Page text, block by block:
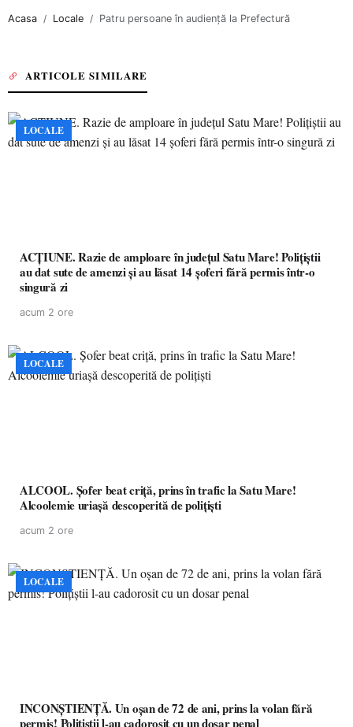
Acasa Locale Patru persoane în audiență la Prefectură
ARTICOLE SIMILARE
LOCALE
ACȚIUNE. Razie de amploare în județul Satu Mare! Polițiștii
au dat sute de amenzi și au lăsat 14 șoferi fără permis într-o
singură zi
acum 2 ore
LOCALE
ALCOOL. Șofer beat criță, prins în trafic la Satu Mare!
Alcoolemie uriașă descoperită de polițiști
acum 2 ore
LOCALE
INCONȘTIENȚĂ. Un oșan de 72 de ani, prins la volan fără
permis! Polițiștii l-au cadorosit cu un dosar penal